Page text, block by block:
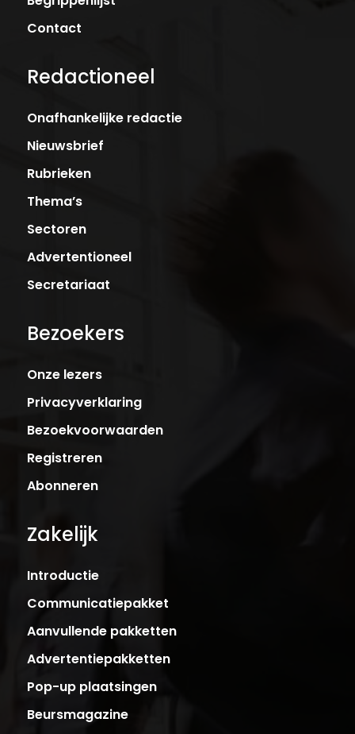
Contact
Redactioneel
Onafhankelijke redactie
Nieuwsbrief
Rubrieken
Thema’s
Sectoren
Advertentioneel
Secretariaat
Bezoekers
Onze lezers
Privacyverklaring
Bezoekvoorwaarden
Registreren
Abonneren
Zakelijk
Introductie
Communicatiepakket
Aanvullende pakketten
Advertentiepakketten
Pop-up plaatsingen
Beursmagazine